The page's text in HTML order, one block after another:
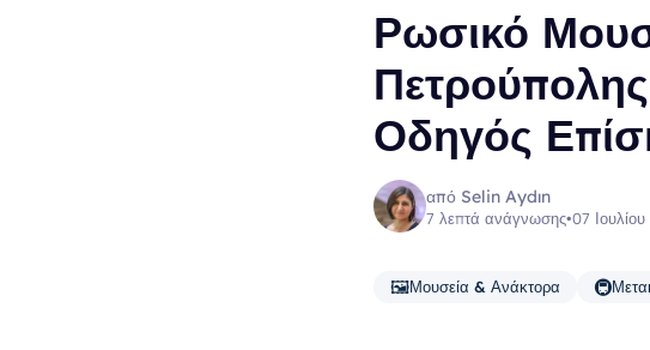
Ρωσικό
Οδηγός
από Selin Aydın
7 λεπτά ανάγνωσης•07
🖼️Μουσεία & Ανάκτορα 🚇